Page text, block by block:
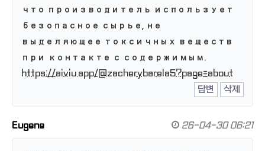
что производитель использует
безопасное сырье, не
выделяющее токсичных веществ
при контакте с содержимым.
https://aiviu.app/@zacherybarela5?page=about
답변
삭제
Eugene 26-04-30 06:21